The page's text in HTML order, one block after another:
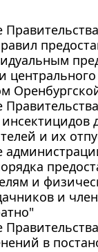
и их
и
и
в